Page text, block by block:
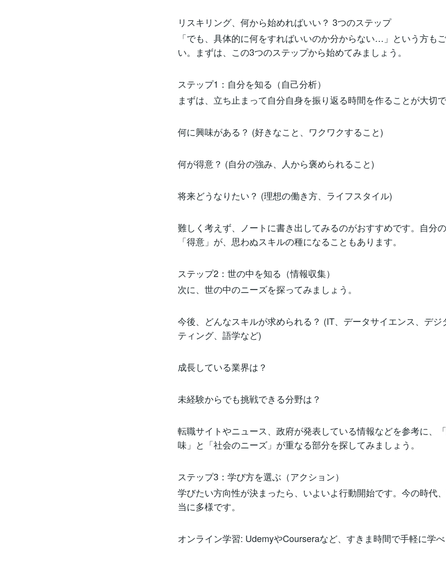
リスキリング、何から始めればいい？ 3つのステップ
「でも、具体的に何をすればいいのか分からない…」という方も
い。まずは、この3つのステップから始めてみましょう。
ステップ1：自分を知る（自己分析）
まずは、立ち止まって自分自身を振り返る時間を作ることが大切で
何に興味がある？ (好きなこと、ワクワクすること)
何が得意？ (自分の強み、人から褒められること)
将来どうなりたい？ (理想の働き方、ライフスタイル)
難しく考えず、ノートに書き出してみるのがおすすめです。自分
「得意」が、思わぬスキルの種になることもあります。
ステップ2：世の中を知る（情報収集）
次に、世の中のニーズを探ってみましょう。
今後、どんなスキルが求められる？ (IT、データサイエンス、デジ
ティング、語学など)
成長している業界は？
未経験からでも挑戦できる分野は？
転職サイトやニュース、政府が発表している情報などを参考に、
味」と「社会のニーズ」が重なる部分を探してみましょう。
ステップ3：学び方を選ぶ（アクション）
学びたい方向性が決まったら、いよいよ行動開始です。今の時代
当に多様です。
オンライン学習: UdemyやCourseraなど、すきま時間で手軽に学べ